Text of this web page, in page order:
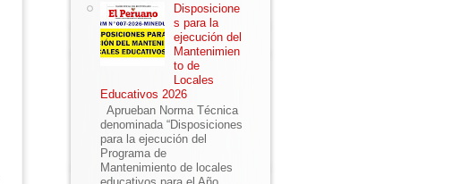
Disposicione
s para la
ejecución del
Mantenimien
to de
Locales
Educativos 2026
Aprueban Norma Técnica
denominada “Disposiciones
para la ejecución del
Programa de
Mantenimiento de locales